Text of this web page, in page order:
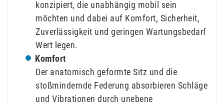
konzipiert, die unabhängig mobil sein
möchten und dabei auf Komfort, Sicherheit,
Zuverlässigkeit und geringen Wartungsbedarf
Wert legen.
Komfort
Der anatomisch geformte Sitz und die
stoßmindernde Federung absorbieren Schläge
und Vibrationen durch unebene